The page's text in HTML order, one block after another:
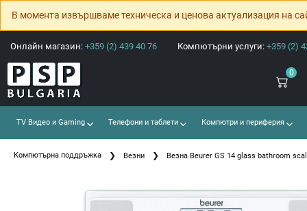
В момента извършваме техническа и ценова актуализация на
Онлайн магазин: +359 (2) 439 40 76 Компютърни услуги: +359 (2)
0
TV Видео и Gaming Телефони и таблети Компютри и периферия
Компютърна поддръжка Везни Везна Beurer GS 14 glass bathroom